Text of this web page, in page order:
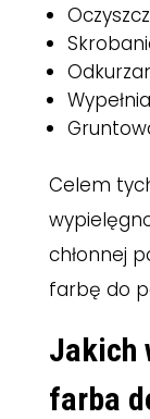
Celem
chłonnej
farbę do
Jakich
farba